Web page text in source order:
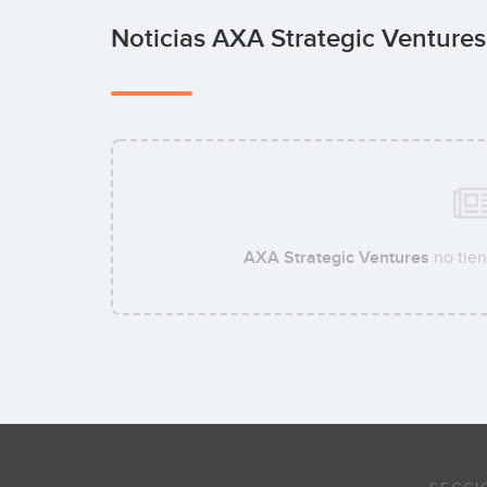
Noticias AXA Strategic Ventures
AXA Strategic Ventures no